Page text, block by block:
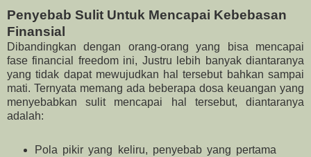
Penyebab Sulit Untuk Mencapai Kebebasan
Finansial
Dibandingkan dengan orang-orang yang bisa mencapai
fase financial freedom ini, Justru lebih banyak diantaranya
yang tidak dapat mewujudkan hal tersebut bahkan sampai
mati. Ternyata memang ada beberapa dosa keuangan yang
menyebabkan sulit mencapai hal tersebut, diantaranya
adalah:
Pola pikir yang keliru, penyebab yang pertama